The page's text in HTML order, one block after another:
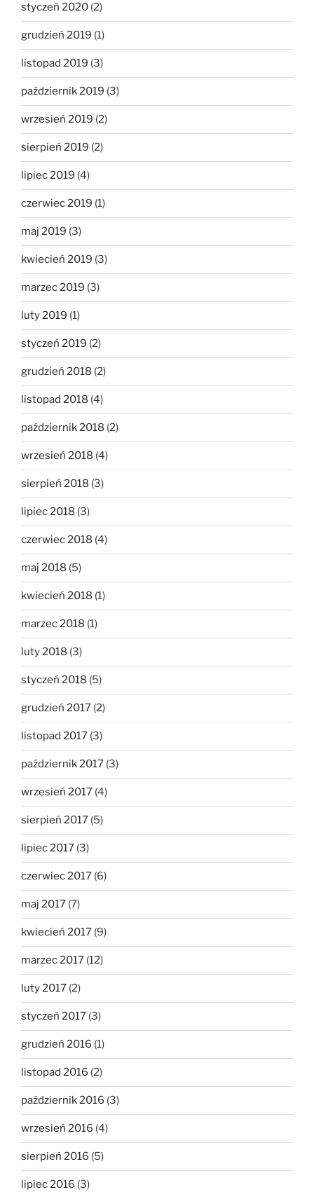
styczeń 2020 (2)
grudzień 2019 (1)
listopad 2019 (3)
październik 2019 (3)
wrzesień 2019 (2)
sierpień 2019 (2)
lipiec 2019 (4)
czerwiec 2019 (1)
maj 2019 (3)
kwiecień 2019 (3)
marzec 2019 (3)
luty 2019 (1)
styczeń 2019 (2)
grudzień 2018 (2)
listopad 2018 (4)
październik 2018 (2)
wrzesień 2018 (4)
sierpień 2018 (3)
lipiec 2018 (3)
czerwiec 2018 (4)
maj 2018 (5)
kwiecień 2018 (1)
marzec 2018 (1)
luty 2018 (3)
styczeń 2018 (5)
grudzień 2017 (2)
listopad 2017 (3)
październik 2017 (3)
wrzesień 2017 (4)
sierpień 2017 (5)
lipiec 2017 (3)
czerwiec 2017 (6)
maj 2017 (7)
kwiecień 2017 (9)
marzec 2017 (12)
luty 2017 (2)
styczeń 2017 (3)
grudzień 2016 (1)
listopad 2016 (2)
październik 2016 (3)
wrzesień 2016 (4)
sierpień 2016 (5)
lipiec 2016 (3)